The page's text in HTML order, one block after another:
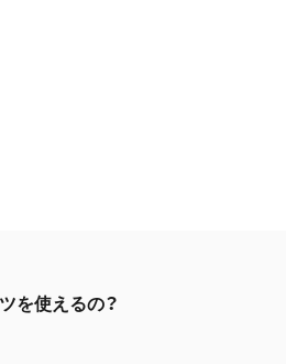
を使えるの？